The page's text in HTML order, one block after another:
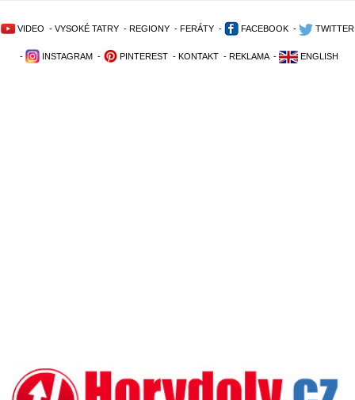
VIDEO - VYSOKÉ TATRY - REGIONY - FERÁTY - FACEBOOK - TWITTER
- INSTAGRAM - PINTEREST - KONTAKT - REKLAMA - ENGLISH